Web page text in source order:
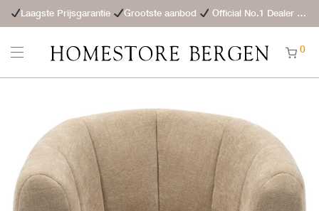
Laagste Prijsgarantie Grootste aanbod Official No.1 Dealer
0